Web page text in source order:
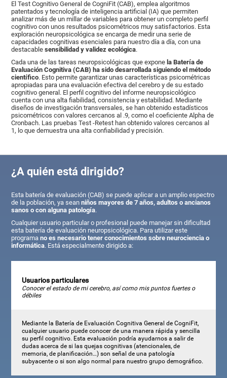
El Test Cognitivo General de CogniFit (CAB), emplea algoritmos
patentados y tecnología de inteligencia artificial (IA) que permiten
analizar más de un millar de variables para obtener un completo perfil
cognitivo con unos resultados psicométricos muy satisfactorios. Esta
exploración neuropsicológica se encarga de medir una serie de
capacidades cognitivas esenciales para nuestro día a día, con una
destacablesensibilidad y validez ecológica.
Cada una de las tareas neuropsicológicas que exponela Batería de
Evaluación Cognitiva (CAB) ha sido desarrollada siguiendo el método
científico. Esto permite garantizar unas características psicométricas
apropiadas para una evaluación efectiva del cerebro y de su estado
cognitivo general. El perfil cognitivo del informe neuropsicológico
cuenta con una alta fiabilidad, consistencia y estabilidad. Mediante
diseños de investigación transversales, se han obtenido estadísticos
psicométricos con valores cercanos al .9, como el coeficiente Alpha de
Cronbach. Las pruebas Test -Retest han obtenido valores cercanos al
1, lo que demuestra una alta confiabilidad y precisión.
¿A quién está dirigido?
Esta batería de evaluación (CAB) se puede aplicar a un amplio espectro
de la población, ya seanniños mayores de 7 años, adultos o ancianos
sanos o con alguna patología.
Cualquier usuario particular o profesional puede manejar sin dificultad
esta batería de evaluación neuropsicológica. Para utilizar este
programano es necesario tener conocimientos sobre neurociencia o
informática. Está especialmente dirigido a:
Usuarios particulares
Conocer el estado de mi cerebro, así como mis puntos fuertes o
débiles
Mediante la Batería de Evaluación Cognitiva General de CogniFit,
cualquier usuario puede conocer de una manera rápida y sencilla
su perfil cognitivo. Esta evaluación podría ayudarnos a salir de
dudas acerca de si las quejas cognitivas (atencionales, de
memoria, de planificación…) son señal de una patología
subyacente o si son algo normal para nuestro grupo demográfico.